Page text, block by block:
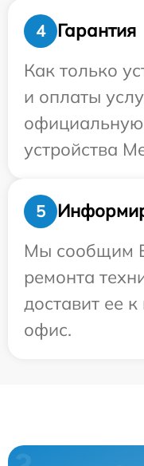
4
Гарантия
Как только
и оплаты
устройства
5
Мы сообщим
ремонта
доставит ее
офис.